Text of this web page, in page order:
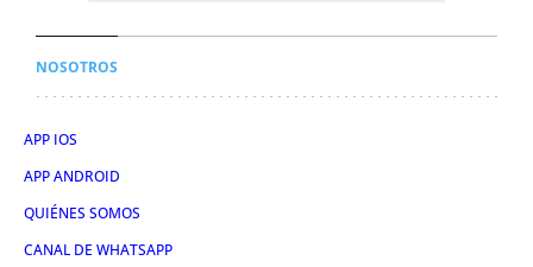
NOSOTROS
APP IOS
APP ANDROID
QUIÉNES SOMOS
CANAL DE WHATSAPP